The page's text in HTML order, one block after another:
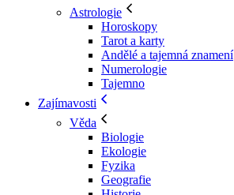
Astrologie
Horoskopy
Tarot a karty
Andělé a tajemná znamení
Numerologie
Tajemno
Zajímavosti
Věda
Biologie
Ekologie
Fyzika
Geografie